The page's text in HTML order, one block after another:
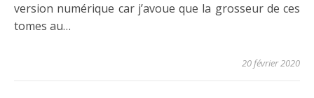
version numérique car j’avoue que la grosseur de ces
tomes au…
20 février 2020